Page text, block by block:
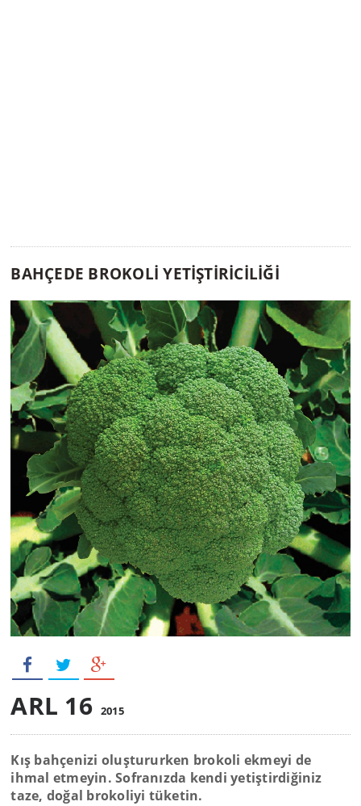
BAHÇEDE BROKOLİ YETİŞTİRİCİLİĞİ
ARL 16 2015
Kış bahçenizi oluştururken brokoli ekmeyi de
ihmal etmeyin. Sofranızda kendi yetiştirdiğiniz
taze, doğal brokoliyi tüketin.